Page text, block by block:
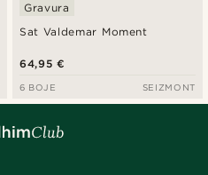
Sat Valdemar Moment
Gravura
64,95 €
6 BOJE SEIZMONT